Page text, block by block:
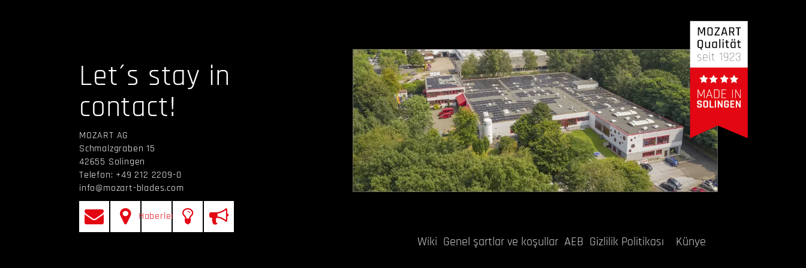
Let´s stay in
contact!
MOZART AG
Schmalzgraben 15
42655 Solingen
Telefon: +49 212 2209-0
info@mozart-blades.com
Haberler
Wiki Genel şartlar ve koşullar AEB Gizlilik Politikası Künye